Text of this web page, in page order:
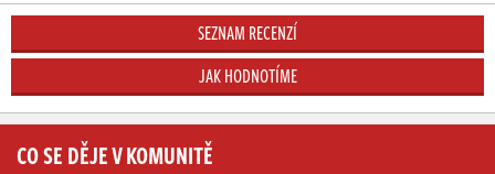
SEZNAM RECENZÍ
JAK HODNOTÍME
CO SE DĚJE V KOMUNITĚ